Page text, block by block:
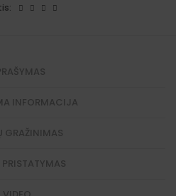
INFORMACIJA
GRAŽINIMAS
PRISTATYMAS